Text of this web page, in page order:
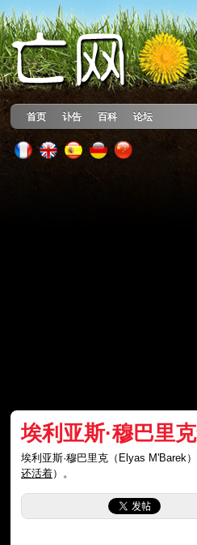
首页 讣告 百科 论坛
埃利亚斯·穆巴里
埃利亚斯·穆巴里克（Elyas M'Barek
还活着）。